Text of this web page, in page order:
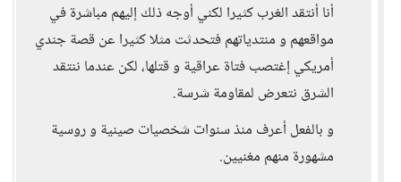
أنا أنتقد الغرب كثيرا لكني أوجه ذلك إليهم مباشرة في
مواقعهم و منتدياتهم فتحدثت مثلا كثيرا عن قصة جندي
أمريكي إغتصب فتاة عراقية و قتلها، لكن عندما ننتقد
الشرق نتعرض لمقاومة شرسة.
و بالفعل أعرف منذ سنوات شخصيات صينية و روسية
مشهورة منهم مغنيين.